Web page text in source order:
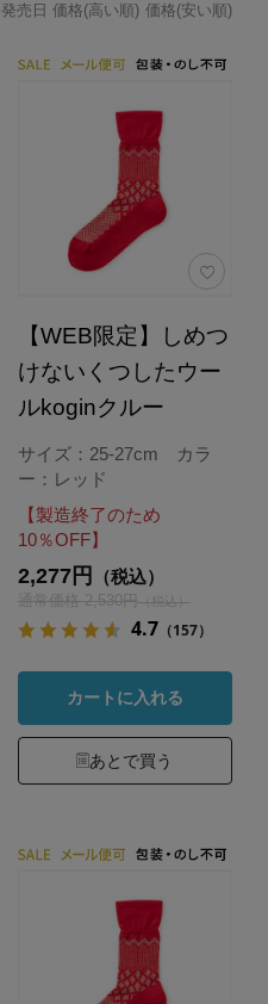
発売日 価格(高い順) 価格(安い順)
【WEB限定】しめつ
けないくつしたウー
ルkoginクルー
サイズ：25-27cm カラ
ー：レッド
【製造終了のため
10％OFF】
2,277円 （税込）
通常価格 2,530円 （税込）
4.7（157）
カートに入れる
あとで買う